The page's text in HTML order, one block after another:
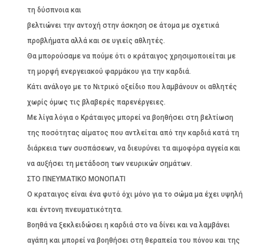
τη δύσπνοια και
βελτιώνει την αντοχή στην άσκηση σε άτομα με σχετικά
προβλήματα αλλά και σε υγιείς αθλητές.
Θα μπορούσαμε να πούμε ότι ο κράταιγος χρησιμοποιείται με
τη μορφή ενεργειακού φαρμάκου για την καρδιά.
Κάτι ανάλογο με το Νιτρικό οξείδιο που λαμβάνουν οι αθλητές
χωρίς όμως τις βλαβερές παρενέργειες.
Με λίγα λόγια ο Κράταιγος μπορεί να βοηθήσει στη βελτίωση
της ποσότητας αίματος που αντλείται από την καρδιά κατά τη
διάρκεια των συσπάσεων, να διευρύνει τα αιμοφόρα αγγεία και
να αυξήσει τη μετάδοση των νευρικών σημάτων.
ΣΤΟ ΠΝΕΥΜΑΤΙΚΟ ΜΟΝΟΠΑΤΙ
Ο κραταιγος είναι ένα φυτό όχι μόνο για το σώμα μα έχει υψηλή
και έντονη πνευματικότητα.
Βοηθά να ξεκλειδώσει η καρδιά στο να δίνει και να λαμβάνει
αγάπη και μπορεί να βοηθήσει στη θεραπεία του πόνου και της